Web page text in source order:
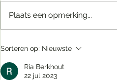
Bijna klaar.......!
Plaats een opmerking...
Sorteren op: Nieuwste
Ria Berkhout
22 jul 2023